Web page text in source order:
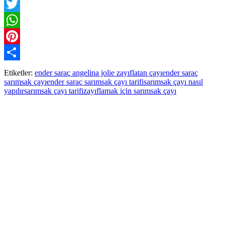
Facebook
Twitter
WhatsApp
Pinterest
Paylaş
Etiketler: ender saraç angelina jolie zayıflatan çayıender saraç
sarımsak çayıender saraç sarımsak çayı tarifisarımsak çayı nasıl
yapılırsarımsak çayı tarifizayıflamak için sarımsak çayı